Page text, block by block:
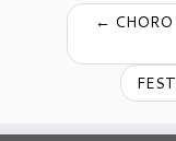
←